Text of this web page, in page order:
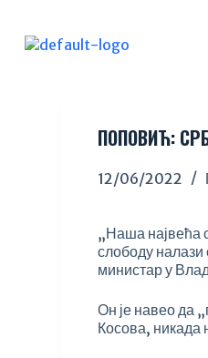
k
ПОПОВИЋ:
12/06/2022
„Наша највећа
слободу налази
министар у
Он је навео да
Косова, никада